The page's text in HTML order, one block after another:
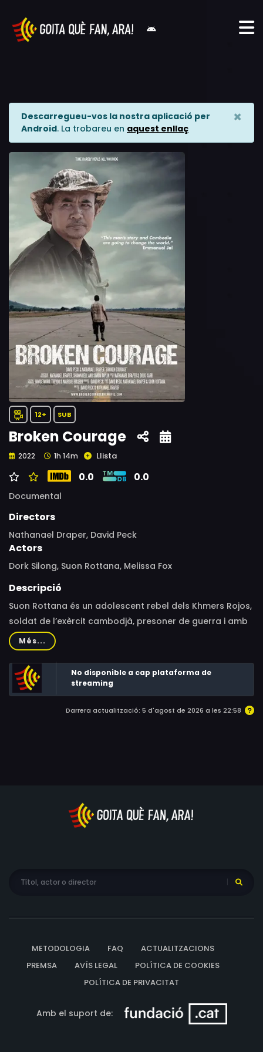
Descarregueu-vos la nostra aplicació per
Android. La trobareu en aquest enllaç
×
12+ SUB
Broken Courage
2022 1h 14m Llista
0.0 0.0
Documental
Directors
Nathanael Draper, David Peck
Actors
Dork Silong, Suon Rottana, Melissa Fox
Descripció
Suon Rottana és un adolescent rebel dels Khmers Rojos,
soldat de l’exèrcit cambodjà, presoner de guerra i amb
una extremitat amputada per trepitjar una mina
terrestre. Suon passa a ser un home ferit que busca la
reconciliació amb tot allò que l’envolta. L’obligada
reflexió que imposa la seva circumstància el porta a
compartir la seva història amb l’espectador treballant
com a guia turístic a diversos museus commemoratius
Més...
No disponible a cap plataforma de
streaming
Darrera actualització: 5 d'agost de 2026 a les 22:58
METODOLOGIA FAQ
ACTUALITZACIONS
PREMSA
AVÍS LEGAL
POLÍTICA DE COOKIES
POLÍTICA DE PRIVACITAT
Amb el suport de: